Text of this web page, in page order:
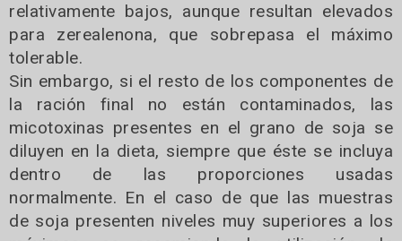
relativamente bajos, aunque resultan elevados
para zerealenona, que sobrepasa el máximo
tolerable.
Sin embargo, si el resto de los componentes de
la ración final no están contaminados, las
micotoxinas presentes en el grano de soja se
diluyen en la dieta, siempre que éste se incluya
dentro de las proporciones usadas
normalmente. En el caso de que las muestras
de soja presenten niveles muy superiores a los